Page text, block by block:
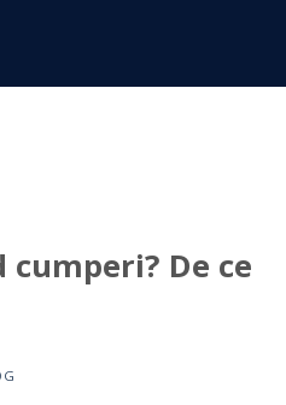
cumperi? De ce